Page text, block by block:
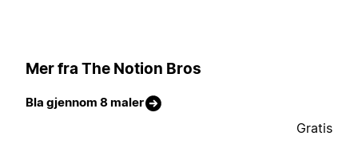
Mer fra The Notion Bros
Bla gjennom 8 maler
Gratis